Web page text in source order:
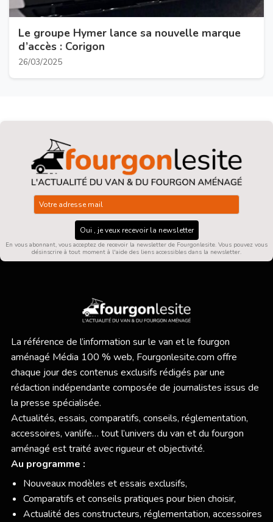
Le groupe Hymer lance sa nouvelle marque
d’accès : Corigon
26/03/2025
Oui , je veux recevoir la newsletter
En vous abonnant, vous acceptez de recevoir la newsletter de Fourgonlesite. Vous pouvez vous
désinscrire à tout moment à l'aide des liens accessibles dans la newsletter.
La référence de l’information sur le van et le fourgon
aménagé Média 100 % web, Fourgonlesite.com offre
chaque jour des contenus exclusifs rédigés par une
rédaction indépendante composée de journalistes issus de
la presse spécialisée.
Actualités, essais, comparatifs, conseils, réglementation,
accessoires, vanlife… tout l’univers du van et du fourgon
aménagé est traité avec rigueur et objectivité.
Au programme :
Nouveaux modèles et essais exclusifs,
Comparatifs et conseils pratiques pour bien choisir,
Actualité des constructeurs, réglementation, accessoires